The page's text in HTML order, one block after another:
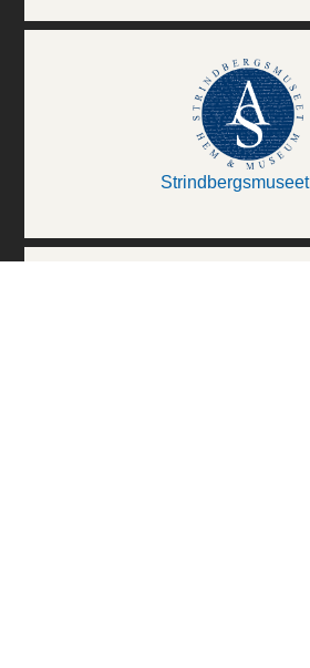
Strindbergsmuseet